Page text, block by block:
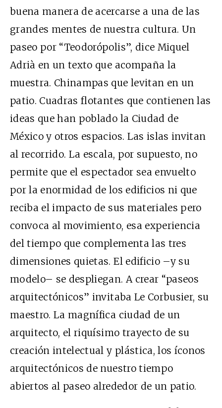
buena manera de acercarse a una de las
grandes mentes de nuestra cultura. Un
paseo por “Teodorópolis”, dice Miquel
Adrià en un texto que acompaña la
muestra. Chinampas que levitan en un
patio. Cuadras flotantes que contienen las
ideas que han poblado la Ciudad de
México y otros espacios. Las islas invitan
al recorrido. La escala, por supuesto, no
permite que el espectador sea envuelto
por la enormidad de los edificios ni que
reciba el impacto de sus materiales pero
convoca al movimiento, esa experiencia
del tiempo que complementa las tres
dimensiones quietas. El edificio –y su
modelo– se despliegan. A crear “paseos
arquitectónicos” invitaba Le Corbusier, su
maestro. La magnífica ciudad de un
arquitecto, el riquísimo trayecto de su
creación intelectual y plástica, los íconos
arquitectónicos de nuestro tiempo
abiertos al paseo alrededor de un patio.